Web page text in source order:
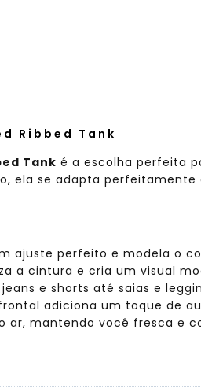
Ribbed Tank
Tank é a escolha perfeita
ela se adapta
ajuste perfeito e modela o
a cintura e cria um visual
e shorts até saias e
adiciona um toque de
ar, mantendo você fresca e